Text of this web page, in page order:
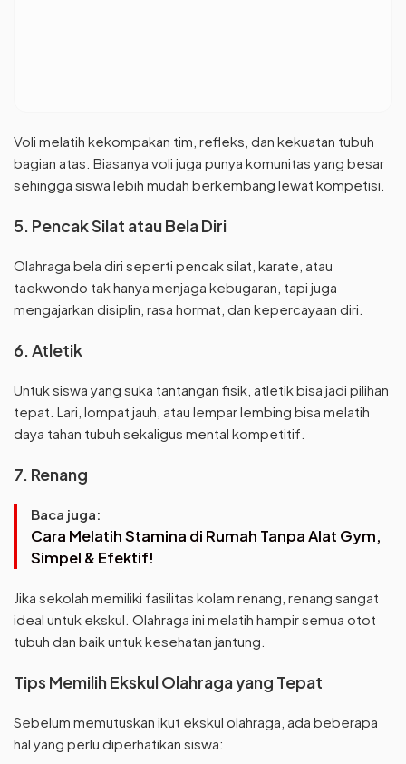
Voli melatih kekompakan tim, refleks, dan kekuatan tubuh
bagian atas. Biasanya voli juga punya komunitas yang besar
sehingga siswa lebih mudah berkembang lewat kompetisi.
5. Pencak Silat atau Bela Diri
Olahraga bela diri seperti pencak silat, karate, atau
taekwondo tak hanya menjaga kebugaran, tapi juga
mengajarkan disiplin, rasa hormat, dan kepercayaan diri.
6. Atletik
Untuk siswa yang suka tantangan fisik, atletik bisa jadi pilihan
tepat. Lari, lompat jauh, atau lempar lembing bisa melatih
daya tahan tubuh sekaligus mental kompetitif.
7. Renang
Baca juga:
Cara Melatih Stamina di Rumah Tanpa Alat Gym,
Simpel & Efektif!
Jika sekolah memiliki fasilitas kolam renang, renang sangat
ideal untuk ekskul. Olahraga ini melatih hampir semua otot
tubuh dan baik untuk kesehatan jantung.
Tips Memilih Ekskul Olahraga yang Tepat
Sebelum memutuskan ikut ekskul olahraga, ada beberapa
hal yang perlu diperhatikan siswa: